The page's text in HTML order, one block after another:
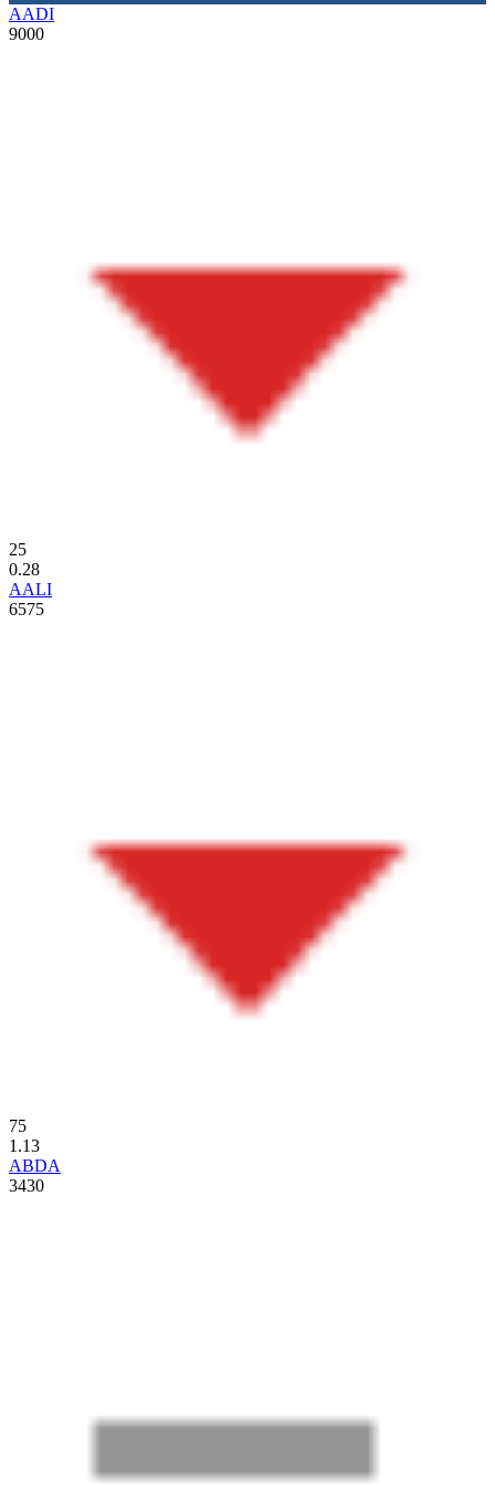
AADI
9000
25
0.28
AALI
6575
75
1.13
ABDA
3430